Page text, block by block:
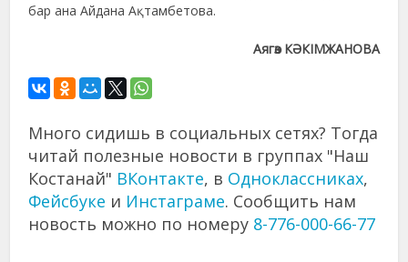
бар ана Айдана Ақтамбетова.
Аягөз КӘКІМЖАНОВА
Много сидишь в социальных сетях? Тогда
читай полезные новости в группах "Наш
Костанай" ВКонтакте, в Одноклассниках,
Фейсбуке и Инстаграме. Сообщить нам
новость можно по номеру 8-776-000-66-77